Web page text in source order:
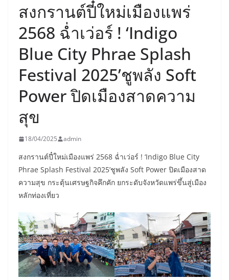
สงกรานต์ปี๋ใหม่เมืองแพร่
2568 ฉ่ำเว่อร์ ! ‘Indigo
Blue City Phrae Splash
Festival 2025’ชูพลัง Soft
Power ปิดเมืองสาดความ
สุข
18/04/2025 admin
สงกรานต์ปี๋ใหม่เมืองแพร่ 2568 ฉ่ำเว่อร์ ! ‘Indigo Blue City
Phrae Splash Festival 2025’ชูพลัง Soft Power ปิดเมืองสาด
ความสุข กระตุ้นเศรษฐกิจคึกคัก ยกระดับจังหวัดแพร่ขึ้นสู่เมือง
หลักท่องเที่ยว